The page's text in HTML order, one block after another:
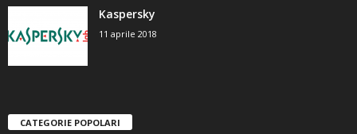
Kaspersky
11 aprile 2018
CATEGORIE POPOLARI